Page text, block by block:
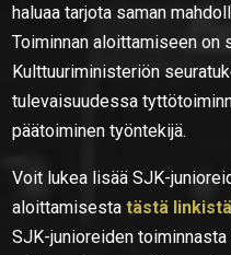
haluaa tarjota saman
Toiminnan aloittamiseen on
Kulttuuriministeriön
tulevaisuudessa
päätoiminen työntekijä.
Voit lukea lisää SJK-
aloittamisestatästä
SJK-junioreiden